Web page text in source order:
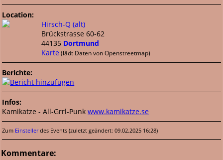
Location:
Hirsch-Q (alt)
Brückstrasse 60-62
44135 Dortmund
Karte (lädt Daten von Openstreetmap)
Berichte:
Infos:
Kamikatze - All-Grrl-Punkwww.kamikatze.se
Zum Einstellerdes Events (zuletzt geändert: 09.02.2025 16:28)
Kommentare: